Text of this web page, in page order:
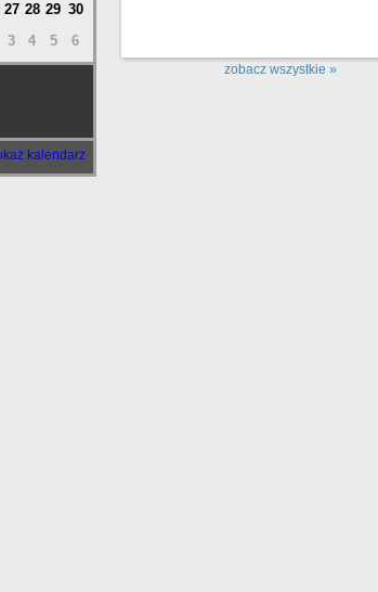
27 28 29 30
3 4 5 6
zobacz wszystkie »